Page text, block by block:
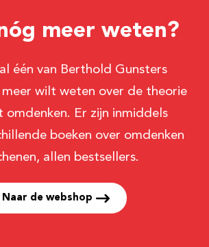
meer weten?
één van Berthold Gunsters
meer wilt weten over de theorie
omdenken. Er zijn inmiddels
boeken over omdenken
allen bestsellers.
Naar de webshop